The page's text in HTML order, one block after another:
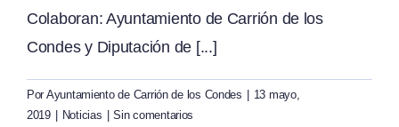
Colaboran: Ayuntamiento de Carrión de los
Condes y Diputación de [...]
Por Ayuntamiento de Carrión de los Condes
13 mayo,
2019
Noticias
Sin comentarios